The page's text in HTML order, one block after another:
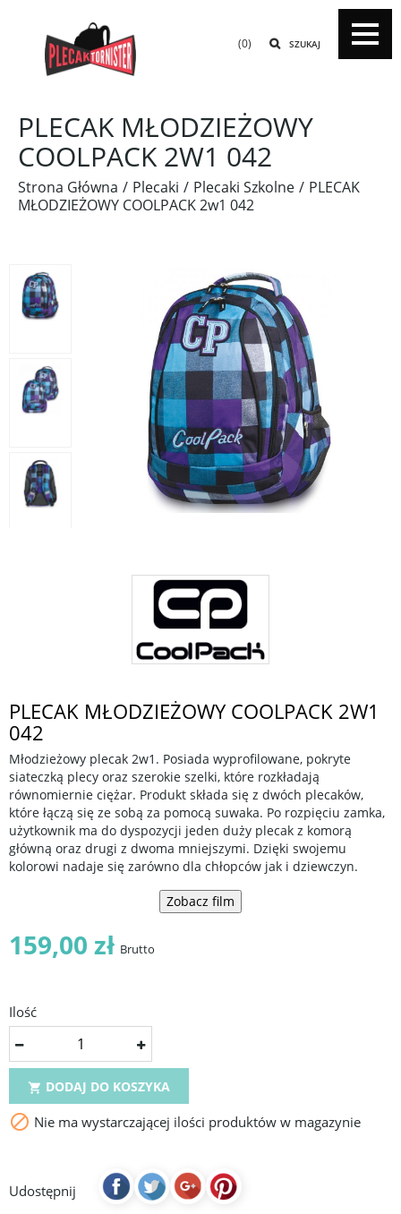
SZUKAJ
(0)
PLECAK MŁODZIEŻOWY
COOLPACK 2W1 042
Strona Główna Plecaki Plecaki Szkolne
PLECAK
MŁODZIEŻOWY COOLPACK 2w1 042
PLECAK MŁODZIEŻOWY COOLPACK 2W1
042
Młodzieżowy plecak 2w1. Posiada wyprofilowane, pokryte
siateczką plecy oraz szerokie szelki, które rozkładają
równomiernie ciężar. Produkt składa się z dwóch plecaków,
które łączą się ze sobą za pomocą suwaka. Po rozpięciu zamka,
użytkownik ma do dyspozycji jeden duży plecak z komorą
główną oraz drugi z dwoma mniejszymi. Dzięki swojemu
kolorowi nadaje się zarówno dla chłopców jak i dziewczyn.
Zobacz film
159,00 zł Brutto
Ilość
 DODAJ DO KOSZYKA
 Nie ma wystarczającej ilości produktów w magazynie
Udostępnij